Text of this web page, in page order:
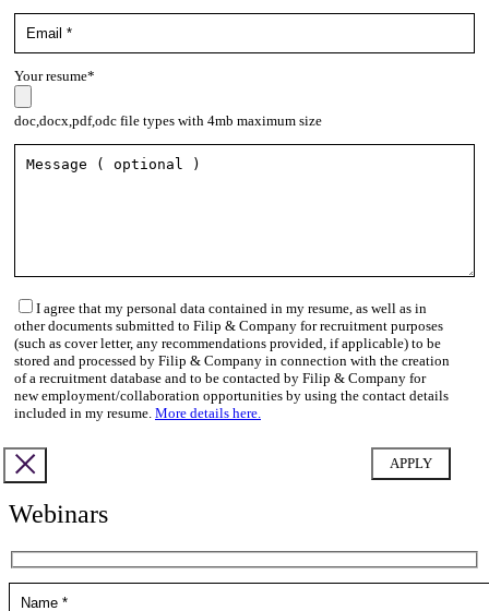
Your resume*
doc,docx,pdf,odc file types with 4mb maximum size
I agree that my personal data contained in my resume, as well as in
other documents submitted to Filip & Company for recruitment purposes
(such as cover letter, any recommendations provided, if applicable) to be
stored and processed by Filip & Company in connection with the creation
of a recruitment database and to be contacted by Filip & Company for
new employment/collaboration opportunities by using the contact details
included in my resume. More details here.
Webinars